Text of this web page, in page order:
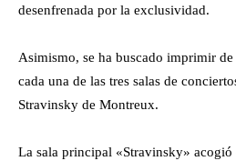
desenfrenada por la exclusividad.
Asimismo, se ha buscado imprimir
cada una de las tres salas de
Stravinsky de Montreux.
La sala principal «Stravinsky» acogió